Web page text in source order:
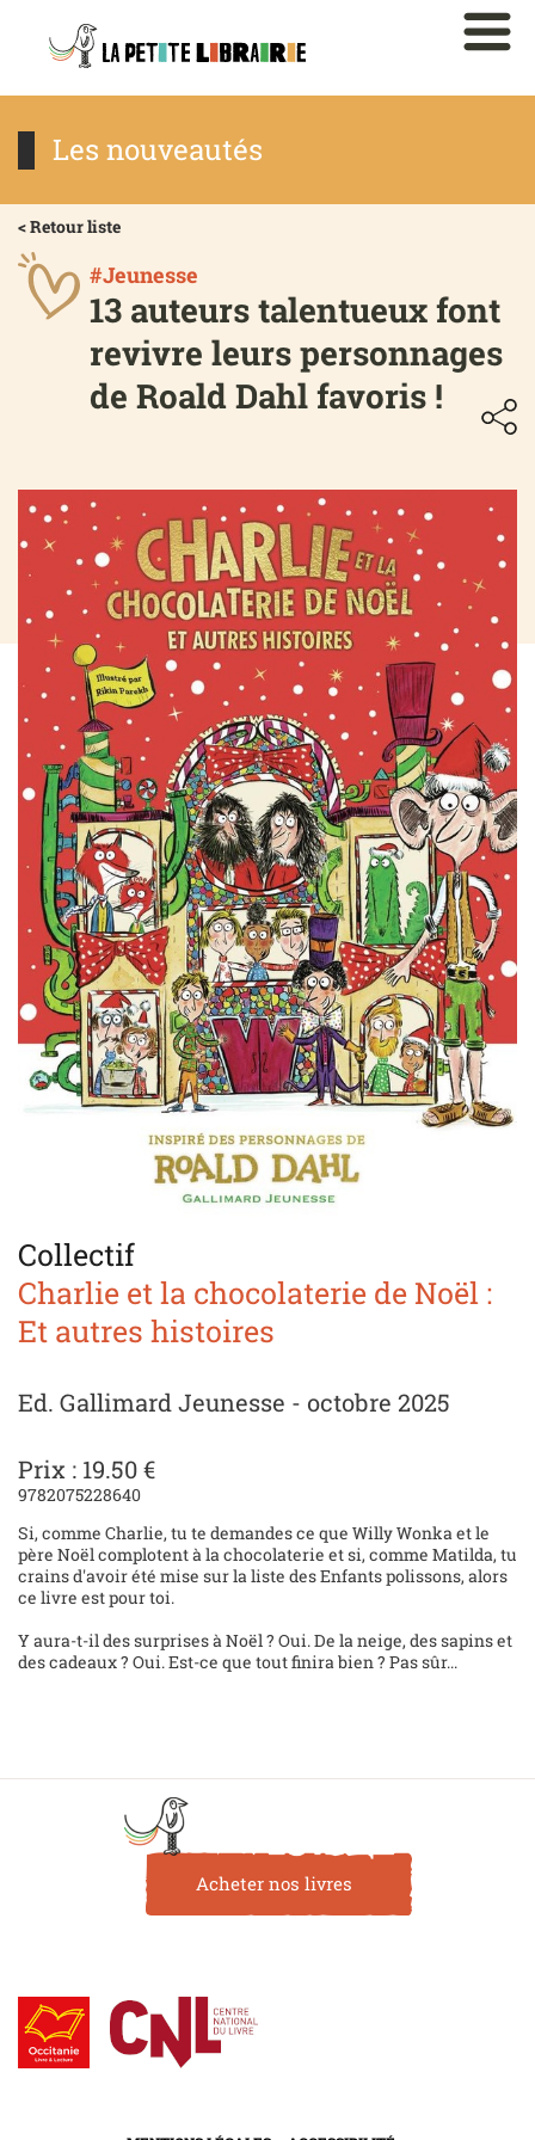
Les nouveautés
< Retour liste
#Jeunesse
13 auteurs talentueux font
revivre leurs personnages
de Roald Dahl favoris !
Collectif
Charlie et la chocolaterie de Noël :
Et autres histoires
Ed. Gallimard Jeunesse - octobre 2025
Prix : 19.50 €
9782075228640
Si, comme Charlie, tu te demandes ce que Willy Wonka et le
père Noël complotent à la chocolaterie et si, comme Matilda, tu
crains d'avoir été mise sur la liste des Enfants polissons, alors
ce livre est pour toi.
Y aura-t-il des surprises à Noël ? Oui. De la neige, des sapins et
des cadeaux ? Oui. Est-ce que tout finira bien ? Pas sûr...
Acheter nos livres